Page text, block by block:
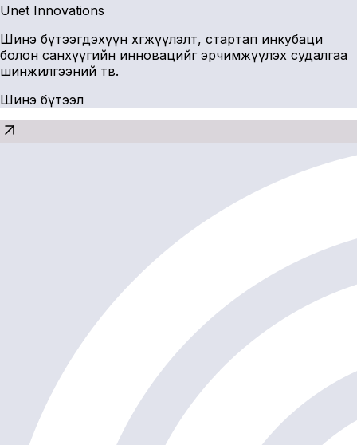
Unet Innovations
Шинэ бүтээгдэхүүн хөгжүүлэлт, стартап инкубаци
болон санхүүгийн инновацийг эрчимжүүлэх судалгаа
шинжилгээний төв.
Шинэ бүтээл